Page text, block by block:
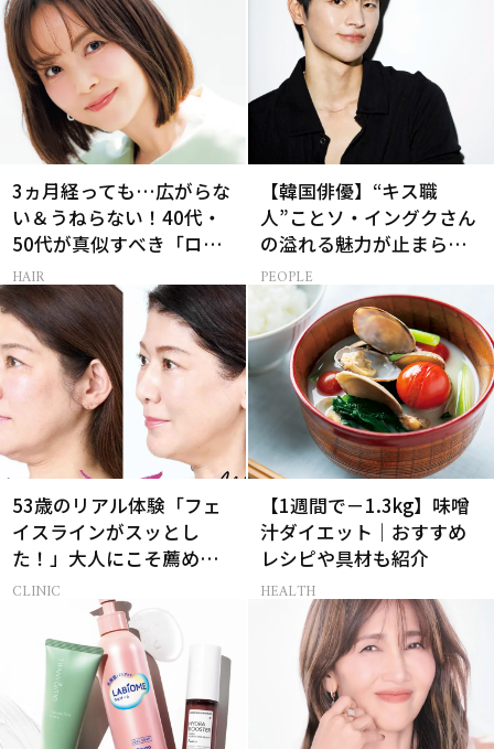
3ヵ月経っても…広がらな
い＆うねらない！40代・
50代が真似すべき「ロー
レイヤーボブ」
HAIR
【韓国俳優】“キス職
人”ことソ・イングクさん
の溢れる魅力が止まらな
い【特別画像集】
PEOPLE
53歳のリアル体験「フェ
イスラインがスッとし
た！」大人にこそ薦めた
い脂肪溶解注射とは
CLINIC
【1週間で－1.3kg】味噌
汁ダイエット｜おすすめ
レシピや具材も紹介
HEALTH